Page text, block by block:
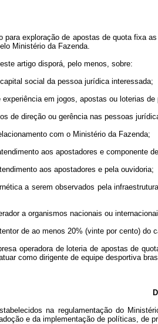
para exploração de apostas de quota fixa
Ministério da Fazenda.
artigo disporá, pelo menos, sobre:
social da pessoa jurídica interessada;
experiência em jogos, apostas ou loterias
de direção ou gerência nas pessoas
com o Ministério da Fazenda;
aos apostadores e componente
aos apostadores e pela ouvidoria;
a serem observados pela
a organismos nacionais ou
de ao menos 20% (vinte por cento) do
operadora de loteria de apostas de
como dirigente de equipe desportiva
na regulamentação do
e da implementação de políticas, de